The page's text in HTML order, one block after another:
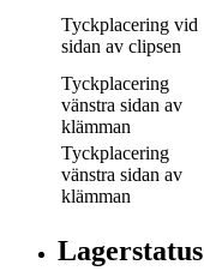
Tyckplacering vid
sidan av clipsen
Tyckplacering
vänstra sidan av
klämman
Tyckplacering
vänstra sidan av
klämman
Lagerstatus